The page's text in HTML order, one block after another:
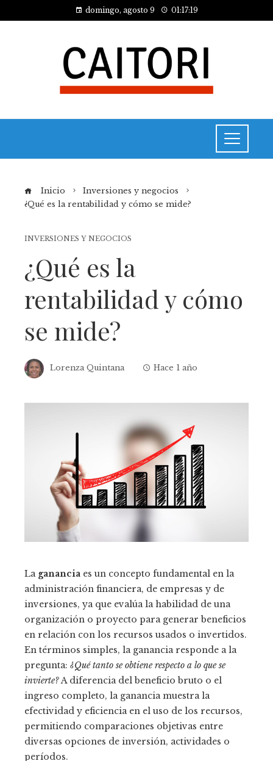
domingo, agosto 9 01:17:19
Inicio
Inversiones y negocios
¿Qué es la rentabilidad y cómo se mide?
INVERSIONES Y NEGOCIOS
¿Qué es la
rentabilidad y cómo
se mide?
Lorenza Quintana Hace 1 año
La ganancia es un concepto fundamental en la
administración financiera, de empresas y de
inversiones, ya que evalúa la habilidad de una
organización o proyecto para generar beneficios
en relación con los recursos usados o invertidos.
En términos simples, la ganancia responde a la
pregunta: ¿Qué tanto se obtiene respecto a lo que se
invierte? A diferencia del beneficio bruto o el
ingreso completo, la ganancia muestra la
efectividad y eficiencia en el uso de los recursos,
permitiendo comparaciones objetivas entre
diversas opciones de inversión, actividades o
períodos.